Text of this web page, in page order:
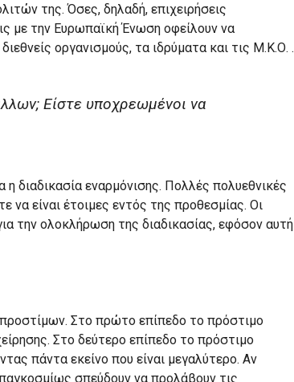
της. Όσες, δηλαδή, επιχειρήσεις
με την Ευρωπαϊκή Ένωση οφείλουν να
οργανισμούς, τα ιδρύματα και τις Μ.Κ.Ο. .
Είστε υποχρεωμένοι να
διαδικασία εναρμόνισης. Πολλές πολυεθνικές
να είναι έτοιμες εντός της προθεσμίας. Οι
την ολοκλήρωση της διαδικασίας, εφόσον αυτή
Στο πρώτο επίπεδο το πρόστιμο
Στο δεύτερο επίπεδο το πρόστιμο
πάντα εκείνο που είναι μεγαλύτερο. Αν
σπεύδουν να προλάβουν τις